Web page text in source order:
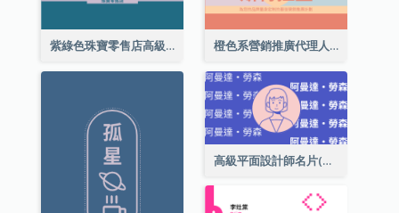
紫綠色珠寶零售店高級總監名片 橙色系營銷推廣代理人名片
高級平面設計師名片(附自畫像)